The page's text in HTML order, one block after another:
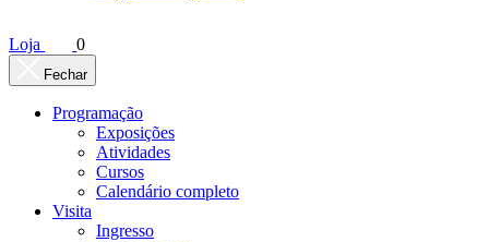
Loja 0
Fechar
Programação
Exposições
Atividades
Cursos
Calendário completo
Visita
Ingresso